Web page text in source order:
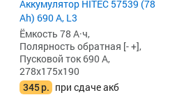
Аккумулятор HITEC 57539 (78
Ah) 690 А, L3
Ёмкость 78 А·ч,
Полярность обратная [- +],
Пусковой ток 690 А,
278x175x190
345р. при сдаче акб